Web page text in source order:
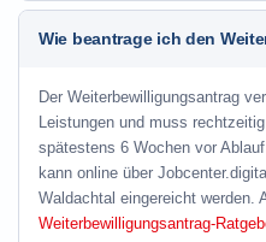
Wie beantrage ich den
Der Weiterbewilligungsantrag
Leistungen und muss
spätestens 6 Wochen vor
kann online über
Waldachtal eingereicht werden.
Weiterbewilligungsantrag-